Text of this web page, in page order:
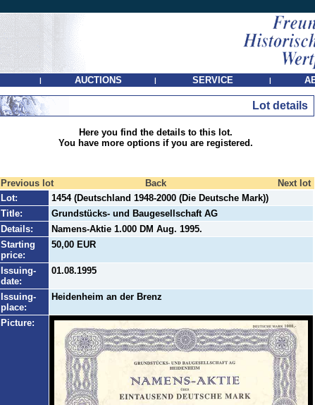
| AUCTIONS | SERVICE |
Lot details
Here you find the details to this lot.
You have more options if you are registered.
Previous lot Back
Next lot
Lot:
1454 (Deutschland 1948-2000 (Die Deutsche Mark))
Title:
Grundstücks- und Baugesellschaft AG
Details:
Namens-Aktie 1.000 DM Aug. 1995.
Starting
price:
50,00 EUR
Issuing-
date:
01.08.1995
Issuing-
place:
Heidenheim an der Brenz
Picture: